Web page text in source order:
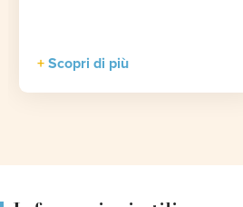
Scopri di più